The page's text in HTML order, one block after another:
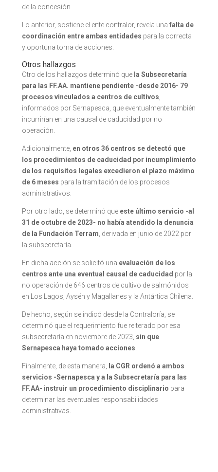
de la concesión.
Lo anterior, sostiene el ente contralor, revela una falta de
coordinación entre ambas entidades para la correcta
y oportuna toma de acciones.
Otros hallazgos
Otro de los hallazgos determinó que la Subsecretaría
para las FF.AA. mantiene pendiente -desde 2016- 79
procesos vinculados a centros de cultivos
informados por Sernapesca, que eventualmente también
incurrirían en una causal de caducidad por no
operación.
Adicionalmente, en otros 36 centros se detectó que
los procedimientos de caducidad por incumplimiento
de los requisitos legales excedieron el plazo máximo
de 6 meses para la tramitación de los procesos
administrativos.
Por otro lado, se determinó que este último servicio -al
31 de octubre de 2023- no había atendido la denuncia
de la Fundación Terram , derivada en junio de 2022 por
la subsecretaría.
En dicha acción se solicitó una evaluación de los
centros ante una eventual causal de caducidad por la
no operación de 646 centros de cultivo de salmónidos
en Los Lagos, Aysén y Magallanes y la Antártica Chilena.
De hecho, según se indicó desde la Contraloría, se
determinó que el requerimiento fue reiterado por esa
subsecretaría en noviembre de 2023, sin que
Sernapesca haya tomado acciones
Finalmente, de esta manera,
la CGR ordenó a ambos
servicios -Sernapesca y a la Subsecretaría para las
FF.AA- instruir un procedimiento disciplinario para
determinar las eventuales responsabilidades
administrativas.